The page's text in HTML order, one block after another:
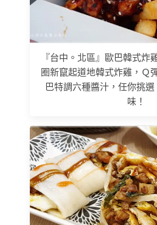
『台中。北區』歐巴韓式炸
圈新竄起道地韓式炸雞，Ｑ
巴特調六種醬汁，任你挑
味！